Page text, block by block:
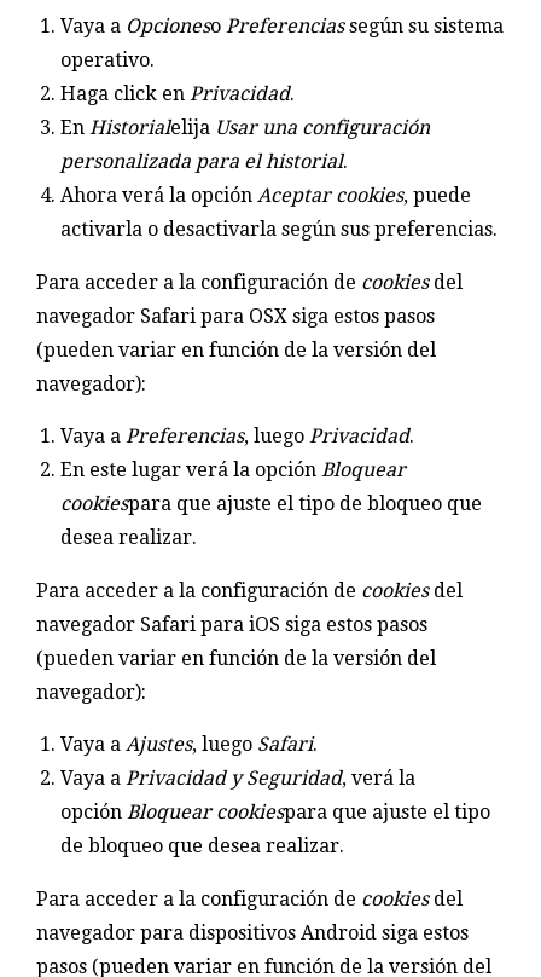
Vaya a Opcioneso Preferenciassegún su sistema
operativo.
Haga click en Privacidad.
En Historialelija Usar una configuración
personalizada para el historial.
Ahora verá la opción Aceptar cookies, puede
activarla o desactivarla según sus preferencias.
Para acceder a la configuración de cookiesdel
navegador Safari para OSX siga estos pasos
(pueden variar en función de la versión del
navegador):
Vaya a Preferencias, luego Privacidad.
En este lugar verá la opción Bloquear
cookiespara que ajuste el tipo de bloqueo que
desea realizar.
Para acceder a la configuración de cookiesdel
navegador Safari para iOS siga estos pasos
(pueden variar en función de la versión del
navegador):
Vaya a Ajustes, luego Safari.
Vaya a Privacidad y Seguridad, verá la
opción Bloquear cookiespara que ajuste el tipo
de bloqueo que desea realizar.
Para acceder a la configuración de cookiesdel
navegador para dispositivos Android siga estos
pasos (pueden variar en función de la versión del